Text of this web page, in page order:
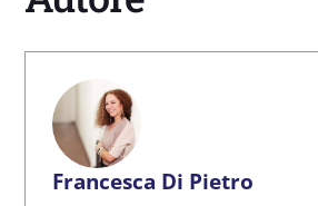
Francesca Di Pietro